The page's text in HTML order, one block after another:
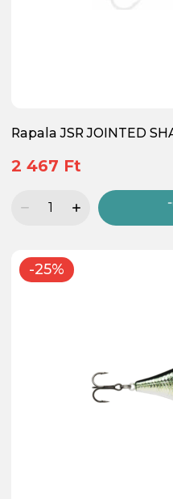
Rapala JSR JOINTED
2 467 Ft
-25%